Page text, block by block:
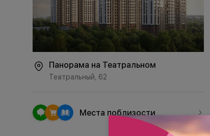
Панорама на Театральном
Театральный, 62
Места поблизости